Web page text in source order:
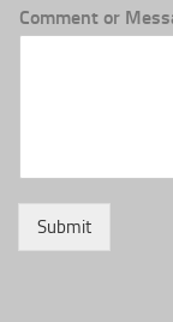
Comment or
Submit